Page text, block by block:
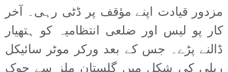
مزدور قیادت اپنے مؤقف پر ڈٹی رہی۔ آخر
کار پو لیس اور ضلعی انتظامیہ کو ہتھیار
ڈالنے پڑے۔ جس کے بعد ورکر موٹر سائیکل